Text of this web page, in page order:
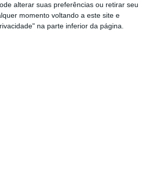
alterar suas preferências ou retirar seu
momento voltando a este site e
na parte inferior da página.
importante na história da Bola
satisfeitos por poder chegar a